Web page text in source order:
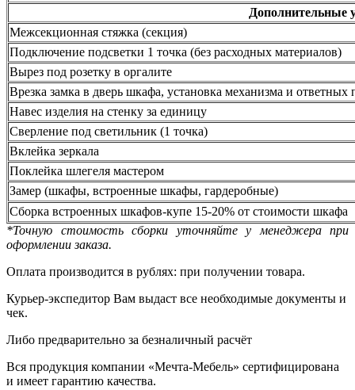
Дополнительные
Межсекционная стяжка (секция)
Подключение подсветки 1 точка (без расходных материалов)
Вырез под розетку в оргалите
Врезка замка в дверь шкафа, установка механизма и ответных
Навес изделия на стенку за единицу
Сверление под светильник (1 точка)
Вклейка зеркала
Поклейка шлегеля мастером
Замер (шкафы, встроенные шкафы, гардеробные)
Сборка встроенных шкафов-купе 15-20% от стоимости шкафа
*Точную стоимость сборки уточняйте у менеджера при
оформлении заказа.
Оплата производится в рублях: при получении товара.
Курьер-экспедитор Вам выдаст все необходимые документы и
чек.
Либо предварительно за безналичный расчёт
Вся продукция компании «Мечта-Мебель» сертифицирована
и имеет гарантию качества.